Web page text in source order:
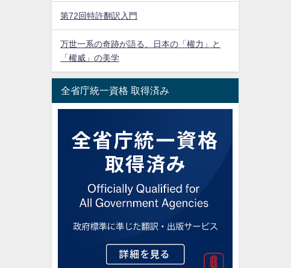
第72回特許翻訳入門
万世一系の奇跡が語る、日本の「權力」と
「權威」の美学
全省庁統一資格 取得済み